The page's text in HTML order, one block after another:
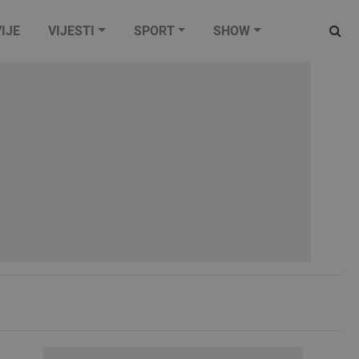
VIJESTI SPORT SHOW